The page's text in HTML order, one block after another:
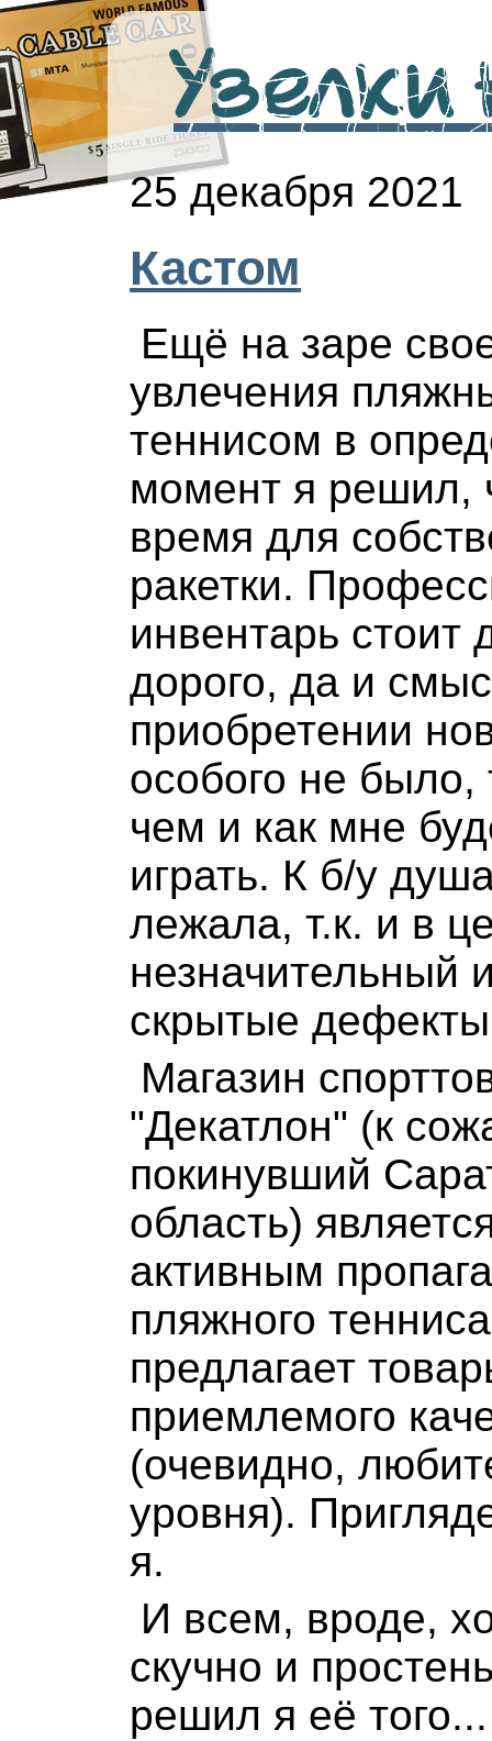
Узелки
25 декабря 2021
Кастом
Ещё на заре
увлечения
теннисом в
момент я решил,
время для
ракетки.
инвентарь стоит
дорого, да и
приобретении
особого не было,
чем и как мне
играть. К б/у
лежала, т.к. и в
незначительный
скрытые
Магазин
"Декатлон" (к
покинувший
область)
активным
пляжного
предлагает
приемлемого
(очевидно,
уровня).
я.
И всем, вроде,
скучно и
решил я её